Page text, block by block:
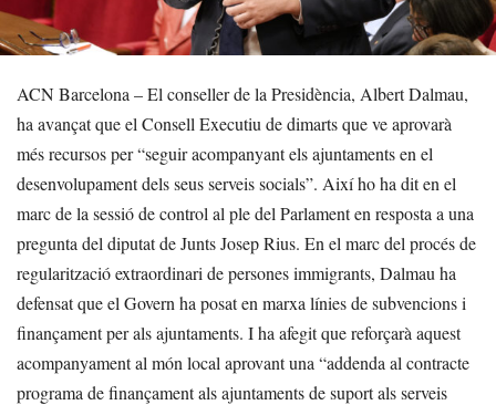
ACN Barcelona – El conseller de la Presidència, Albert Dalmau,
ha avançat que el Consell Executiu de dimarts que ve aprovarà
més recursos per “seguir acompanyant els ajuntaments en el
desenvolupament dels seus serveis socials”. Així ho ha dit en el
marc de la sessió de control al ple del Parlament en resposta a una
pregunta del diputat de Junts Josep Rius. En el marc del procés de
regularització extraordinari de persones immigrants, Dalmau ha
defensat que el Govern ha posat en marxa línies de subvencions i
finançament per als ajuntaments. I ha afegit que reforçarà aquest
acompanyament al món local aprovant una “addenda al contracte
programa de finançament als ajuntaments de suport als serveis